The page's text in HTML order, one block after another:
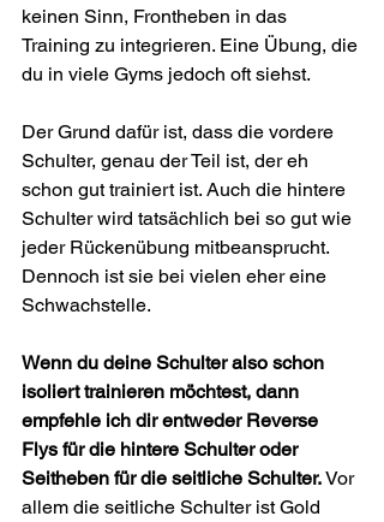
keinen Sinn, Frontheben in das
Training zu integrieren. Eine Übung, die
du in viele Gyms jedoch oft siehst.
Der Grund dafür ist, dass die vordere
Schulter, genau der Teil ist, der eh
schon gut trainiert ist. Auch die hintere
Schulter wird tatsächlich bei so gut wie
jeder Rückenübung mitbeansprucht.
Dennoch ist sie bei vielen eher eine
Schwachstelle.
Wenn du deine Schulter also schon
isoliert trainieren möchtest, dann
empfehle ich dir entweder Reverse
Flys für die hintere Schulter oder
Seitheben für die seitliche Schulter. Vor
allem die seitliche Schulter ist Gold